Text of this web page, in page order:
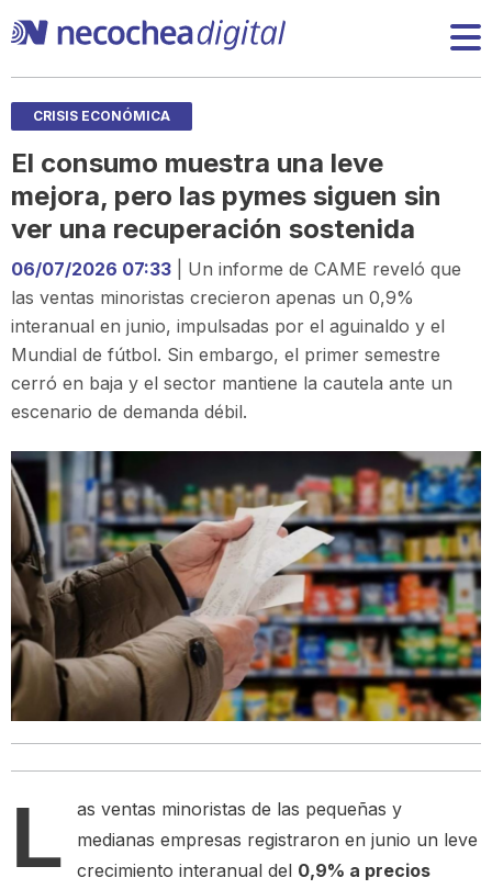
CRISIS ECONÓMICA
El consumo muestra una leve
mejora, pero las pymes siguen sin
ver una recuperación sostenida
06/07/2026 07:33 | Un informe de CAME reveló que
las ventas minoristas crecieron apenas un 0,9%
interanual en junio, impulsadas por el aguinaldo y el
Mundial de fútbol. Sin embargo, el primer semestre
cerró en baja y el sector mantiene la cautela ante un
escenario de demanda débil.
L
as ventas minoristas de las pequeñas y
medianas empresas registraron en junio un leve
crecimiento interanual del 0,9% a precios